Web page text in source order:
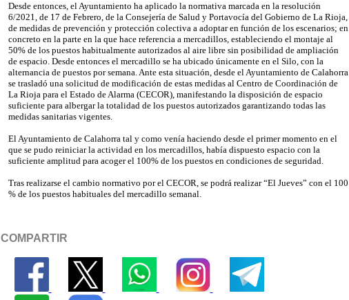
Desde entonces, el Ayuntamiento ha aplicado la normativa marcada en la resolución
6/2021, de 17 de Febrero, de la Consejería de Salud y Portavocía del Gobierno de La Rioja,
de medidas de prevención y protección colectiva a adoptar en función de los escenarios; en
concreto en la parte en la que hace referencia a mercadillos, estableciendo el montaje al
50% de los puestos habitualmente autorizados al aire libre sin posibilidad de ampliación
de espacio. Desde entonces el mercadillo se ha ubicado únicamente en el Silo, con la
alternancia de puestos por semana. Ante esta situación, desde el Ayuntamiento de Calahorra
se trasladó una solicitud de modificación de estas medidas al Centro de Coordinación de
La Rioja para el Estado de Alarma (CECOR), manifestando la disposición de espacio
suficiente para albergar la totalidad de los puestos autorizados garantizando todas las
medidas sanitarias vigentes.
El Ayuntamiento de Calahorra tal y como venía haciendo desde el primer momento en el
que se pudo reiniciar la actividad en los mercadillos, había dispuesto espacio con la
suficiente amplitud para acoger el 100% de los puestos en condiciones de seguridad.
Tras realizarse el cambio normativo por el CECOR, se podrá realizar “El Jueves” con el 100
% de los puestos habituales del mercadillo semanal.
COMPARTIR